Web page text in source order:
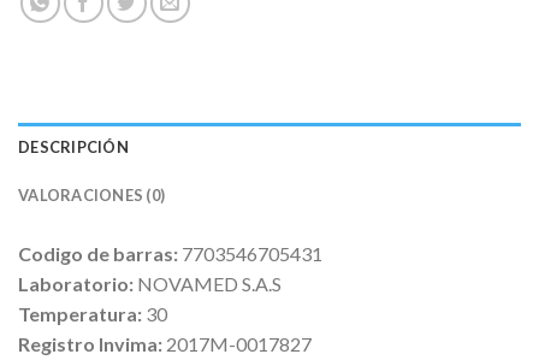
DESCRIPCIÓN
VALORACIONES (0)
Codigo de barras: 7703546705431
Laboratorio: NOVAMED S.A.S
Temperatura: 30
Registro Invima: 2017M-0017827